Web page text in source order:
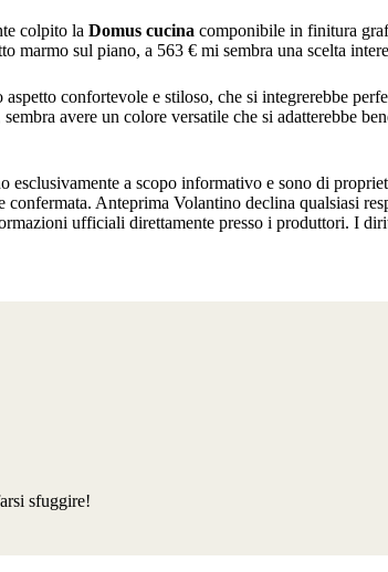
colpito la Domus cucina componibile in finitura
marmo sul piano, a 563 € mi sembra una scelta
confortevole e stiloso, che si integrerebbe
avere un colore versatile che si adatterebbe
esclusivamente a scopo informativo e sono di
Anteprima Volantino declina qualsiasi
ufficiali direttamente presso i produttori. I
sfuggire!